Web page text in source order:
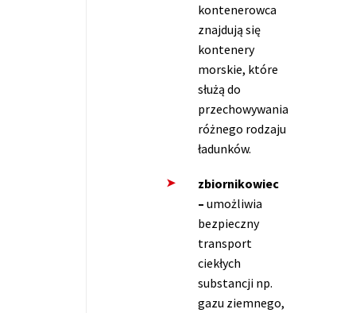
kontenerowca
znajdują się
kontenery
morskie, które
służą do
przechowywania
różnego rodzaju
ładunków.
zbiornikowiec
– umożliwia
bezpieczny
transport
ciekłych
substancji np.
gazu ziemnego,